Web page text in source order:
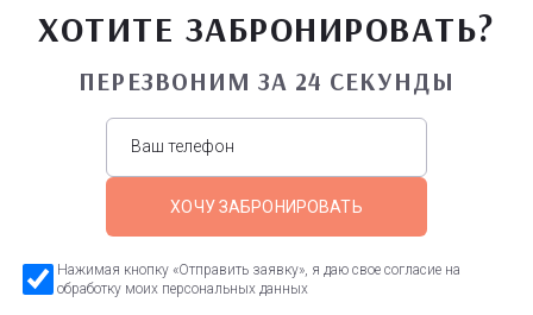
ХОТИТЕ ЗАБРОНИРОВАТЬ?
ПЕРЕЗВОНИМ ЗА 24 СЕКУНДЫ
ХОЧУ ЗАБРОНИРОВАТЬ
Нажимая кнопку «Отправить заявку», я даю свое согласие на
обработку моих персональных данных